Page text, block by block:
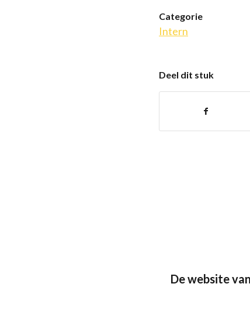
Categorie
Intern
Deel dit stuk
De website